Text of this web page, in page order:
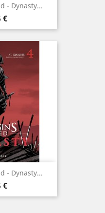
- Dynasty...
€
- Dynasty...
€